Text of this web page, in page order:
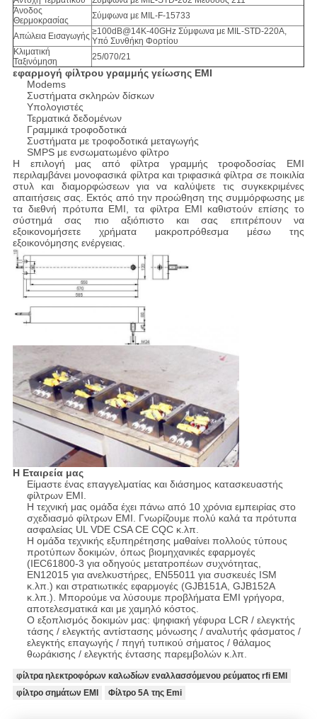
Άνοδος
Θερμοκρασίας
Σύμφωνα με MIL-F-15733
Απώλεια Εισαγωγής ≥100dB@14K-40GHz Σύμφωνα με MIL-STD-220A,
Υπό Συνθήκη Φορτίου
Κλιματική
Ταξινόμηση
25/070/21
εφαρμογή φίλτρου γραμμής γείωσης EMI
Modems
Συστήματα σκληρών δίσκων
Υπολογιστές
Τερματικά δεδομένων
Γραμμικά τροφοδοτικά
Συστήματα με τροφοδοτικά μεταγωγής
SMPS με ενσωματωμένο φίλτρο
Η επιλογή μας από φίλτρα γραμμής τροφοδοσίας EMI
περιλαμβάνει μονοφασικά φίλτρα και τριφασικά φίλτρα σε ποικιλία
στυλ και διαμορφώσεων για να καλύψετε τις συγκεκριμένες
απαιτήσεις σας. Εκτός από την προώθηση της συμμόρφωσης με
τα διεθνή πρότυπα EMI, τα φίλτρα EMI καθιστούν επίσης το
σύστημά σας πιο αξιόπιστο και σας επιτρέπουν να
εξοικονομήσετε χρήματα μακροπρόθεσμα μέσω της
εξοικονόμησης ενέργειας.
Η Εταιρεία μας
Είμαστε ένας επαγγελματίας και διάσημος κατασκευαστής
φίλτρων EMI.
Η τεχνική μας ομάδα έχει πάνω από 10 χρόνια εμπειρίας στο
σχεδιασμό φίλτρων EMI. Γνωρίζουμε πολύ καλά τα πρότυπα
ασφαλείας UL VDE CSA CE CQC κ.λπ.
Η ομάδα τεχνικής εξυπηρέτησης μαθαίνει πολλούς τύπους
προτύπων δοκιμών, όπως βιομηχανικές εφαρμογές
(IEC61800-3 για οδηγούς μετατροπέων συχνότητας,
EN12015 για ανελκυστήρες, EN55011 για συσκευές ISM
κ.λπ.) και στρατιωτικές εφαρμογές (GJB151A, GJB152A
κ.λπ.). Μπορούμε να λύσουμε προβλήματα EMI γρήγορα,
αποτελεσματικά και με χαμηλό κόστος.
Ο εξοπλισμός δοκιμών μας: ψηφιακή γέφυρα LCR / ελεγκτής
τάσης / ελεγκτής αντίστασης μόνωσης / αναλυτής φάσματος /
ελεγκτής επαγωγής / πηγή τυπικού σήματος / θάλαμος
θωράκισης / ελεγκτής έντασης παρεμβολών κ.λπ.
φίλτρα ηλεκτροφόρων καλωδίων εναλλασσόμενου ρεύματος rfi EMI
φίλτρο σημάτων EMI
Φίλτρο 5A της Emi